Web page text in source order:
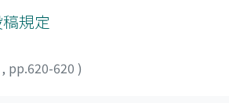
規定
, pp.620-620 )